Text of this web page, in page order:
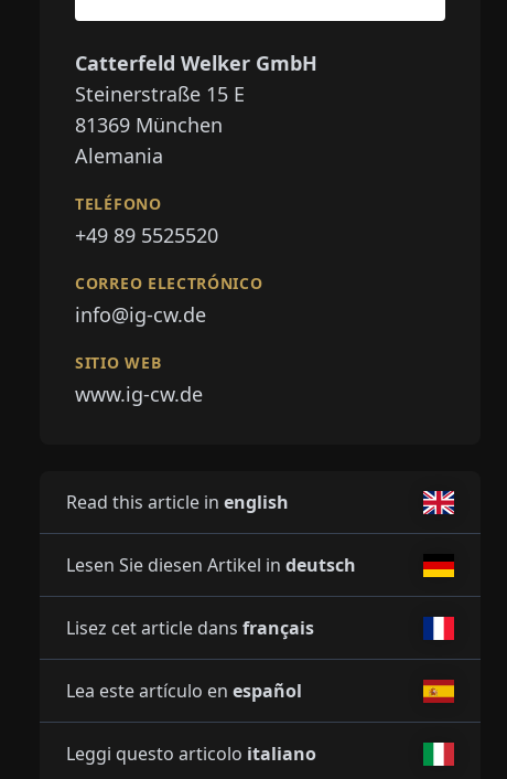
Catterfeld Welker GmbH
Steinerstraße 15 E
81369 München
Alemania
TELÉFONO
+49 89 5525520
CORREO ELECTRÓNICO
info@ig-cw.de
SITIO WEB
www.ig-cw.de
Read this article in english
Lesen Sie diesen Artikel in deutsch
Lisez cet article dans français
Lea este artículo en español
Leggi questo articolo italiano